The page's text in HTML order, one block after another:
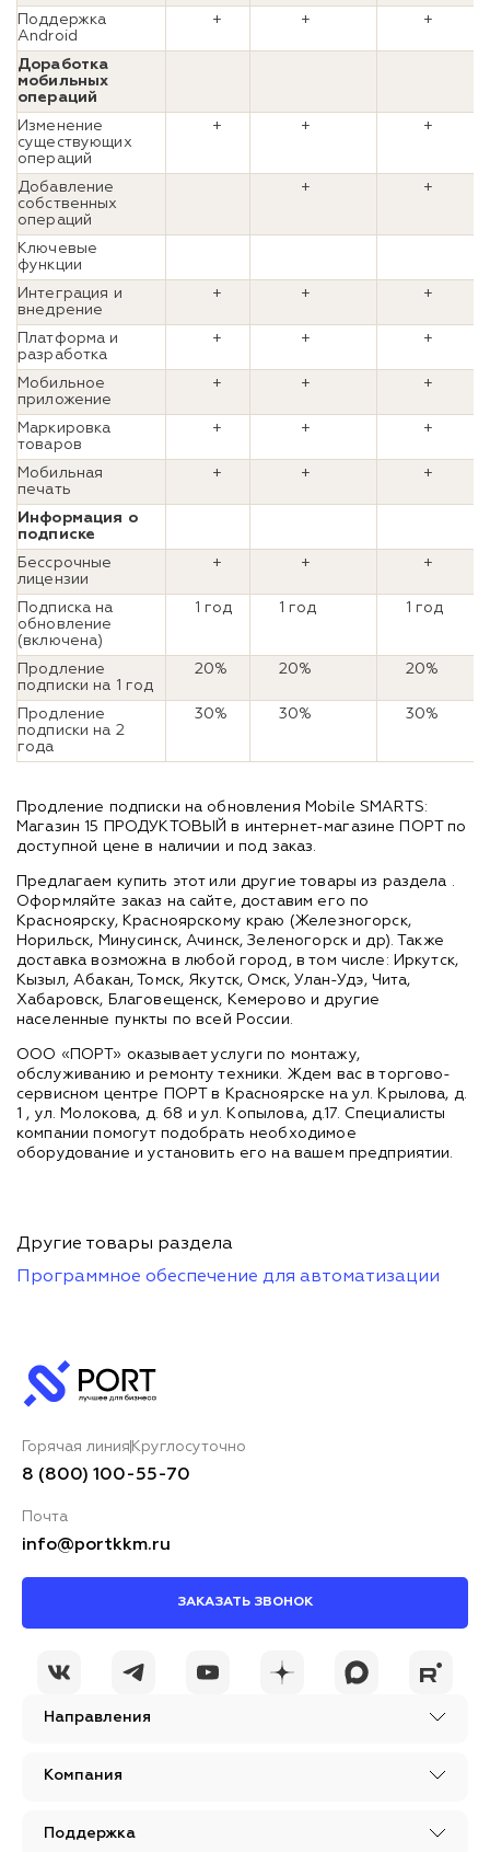
Поддержка
Android
+ + +
Доработка
мобильных
операций
Изменение
существующих
операций
+ + +
Добавление
собственных
операций
+ +
Ключевые
функции
Интеграция и
внедрение
+ + +
Платформа и
разработка
+ + +
Мобильное
приложение
+ + +
Маркировка
товаров
+ + +
Мобильная
печать
+ + +
Информация о
подписке
Бессрочные
лицензии
+ + +
Подписка на
обновление
(включена)
1 год 1 год 1 год
Продление
подписки на 1 год
20% 20% 20%
Продление
подписки на 2
года
30% 30% 30%
Продление подписки на обновления Mobile SMARTS:
Магазин 15 ПРОДУКТОВЫЙ в интернет-магазине ПОРТ по
доступной цене в наличии и под заказ.
Предлагаем купить этот или другие товары из раздела .
Оформляйте заказ на сайте, доставим его по
Красноярску, Красноярскому краю (Железногорск,
Норильск, Минусинск, Ачинск, Зеленогорск и др). Также
доставка возможна в любой город, в том числе: Иркутск,
Кызыл, Абакан, Томск, Якутск, Омск, Улан-Удэ, Чита,
Хабаровск, Благовещенск, Кемерово и другие
населенные пункты по всей России.
ООО «ПОРТ» оказывает услуги по монтажу,
обслуживанию и ремонту техники. Ждем вас в торгово-
сервисном центре ПОРТ в Красноярске на ул. Крылова, д.
1 , ул. Молокова, д. 68 и ул. Копылова, д.17. Специалисты
компании помогут подобрать необходимое
оборудование и установить его на вашем предприятии.
Другие товары раздела
Программное обеспечение для автоматизации
Направления
Компания
Поддержка
Горячая линия Круглосуточно
8 (800) 100-55-70
Почта
info@portkkm.ru
ЗАКАЗАТЬ ЗВОНОК